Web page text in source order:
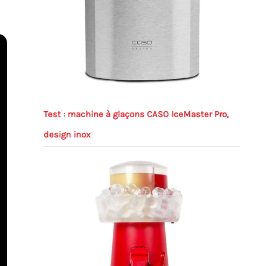
Test : machine à glaçons CASO IceMaster Pro,
design inox